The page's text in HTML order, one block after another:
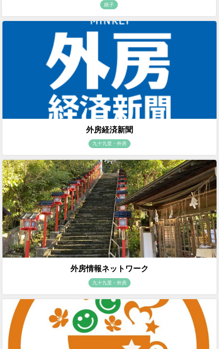
銚子
外房経済新聞
九十九里・外房
外房情報ネットワーク
九十九里・外房